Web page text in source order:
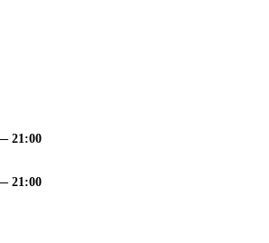
21:00
21:00